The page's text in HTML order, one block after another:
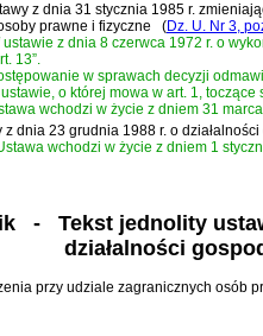
z dnia 31 stycznia 1985 r.
prawne i fizyczne
(Dz. U. Nr 3,
ustawie z dnia 8 czerwca 1972 r. o
13”.
w sprawach decyzji
o której mowa w art. 1,
wchodzi w życie z dniem 31
z dnia 23 grudnia 1988 r. o
wchodzi w życie z dniem 1
- Tekst jednolity
działalności
przy udziale zagranicznych osób